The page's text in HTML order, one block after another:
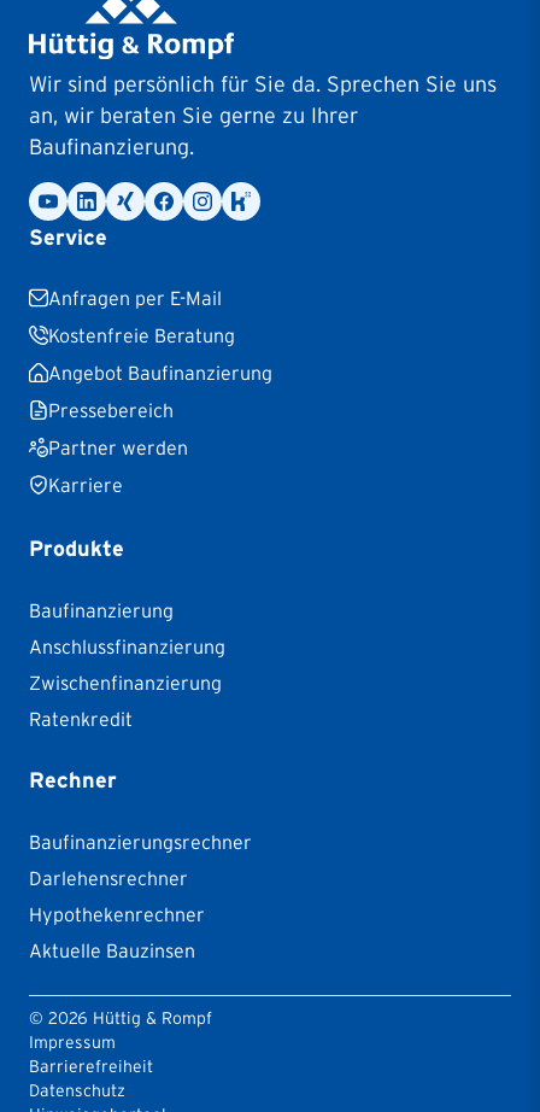
Wir sind persönlich für Sie da. Sprechen Sie uns
an, wir beraten Sie gerne zu Ihrer
Baufinanzierung.
Service
Anfragen per E-Mail
Kostenfreie Beratung
Angebot Baufinanzierung
Pressebereich
Partner werden
Karriere
Produkte
Baufinanzierung
Anschlussfinanzierung
Zwischenfinanzierung
Ratenkredit
Rechner
Baufinanzierungsrechner
Darlehensrechner
Hypothekenrechner
Aktuelle Bauzinsen
© 2026 Hüttig & Rompf
Impressum
Barrierefreiheit
Datenschutz